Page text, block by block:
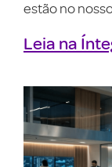
estão no
Leia na